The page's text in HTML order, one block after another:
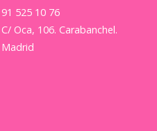
91 525 10 76
C/ Oca, 106. Carabanchel.
Madrid